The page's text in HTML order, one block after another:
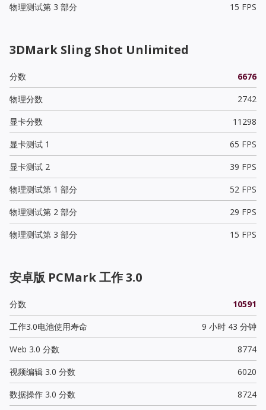
物理测试第 3 部分
15 FPS
3DMark Sling Shot Unlimited
分数
6676
物理分数
2742
显卡分数
11298
显卡测试 1
65 FPS
显卡测试 2
39 FPS
物理测试第 1 部分
52 FPS
物理测试第 2 部分
29 FPS
物理测试第 3 部分
15 FPS
安卓版 PCMark 工作 3.0
分数
10591
工作3.0电池使用寿命
9 小时 43 分钟
Web 3.0 分数
8774
视频编辑 3.0 分数
6020
数据操作 3.0 分数
8724